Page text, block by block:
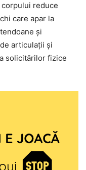
corpului reduce
care apar la
și
articulații și
solicitărilor fizice